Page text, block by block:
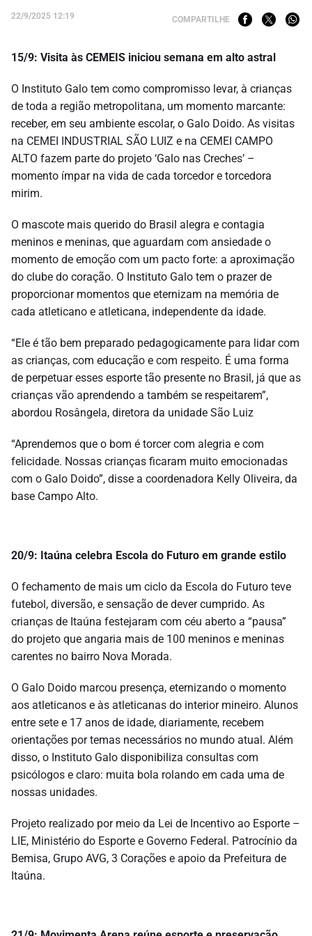
22/9/2025 12:19 COMPARTILHE
15/9: Visita às CEMEIS iniciou semana em alto astral
O Instituto Galo tem como compromisso levar, à crianças
de toda a região metropolitana, um momento marcante:
receber, em seu ambiente escolar, o Galo Doido. As visitas
na CEMEI INDUSTRIAL SÃO LUIZ e na CEMEI CAMPO
ALTO fazem parte do projeto ‘Galo nas Creches’ –
momento ímpar na vida de cada torcedor e torcedora
mirim.
O mascote mais querido do Brasil alegra e contagia
meninos e meninas, que aguardam com ansiedade o
momento de emoção com um pacto forte: a aproximação
do clube do coração. O Instituto Galo tem o prazer de
proporcionar momentos que eternizam na memória de
cada atleticano e atleticana, independente da idade.
“Ele é tão bem preparado pedagogicamente para lidar com
as crianças, com educação e com respeito. É uma forma
de perpetuar esses esporte tão presente no Brasil, já que as
crianças vão aprendendo a também se respeitarem”,
abordou Rosângela, diretora da unidade São Luiz
“Aprendemos que o bom é torcer com alegria e com
felicidade. Nossas crianças ficaram muito emocionadas
com o Galo Doido”, disse a coordenadora Kelly Oliveira, da
base Campo Alto.
20/9: Itaúna celebra Escola do Futuro em grande estilo
O fechamento de mais um ciclo da Escola do Futuro teve
futebol, diversão, e sensação de dever cumprido. As
crianças de Itaúna festejaram com céu aberto a “pausa”
do projeto que angaria mais de 100 meninos e meninas
carentes no bairro Nova Morada.
O Galo Doido marcou presença, eternizando o momento
aos atleticanos e às atleticanas do interior mineiro. Alunos
entre sete e 17 anos de idade, diariamente, recebem
orientações por temas necessários no mundo atual. Além
disso, o Instituto Galo disponibiliza consultas com
psicólogos e claro: muita bola rolando em cada uma de
nossas unidades.
Projeto realizado por meio da Lei de Incentivo ao Esporte –
LIE, Ministério do Esporte e Governo Federal. Patrocínio da
Bemisa, Grupo AVG, 3 Corações e apoio da Prefeitura de
Itaúna.